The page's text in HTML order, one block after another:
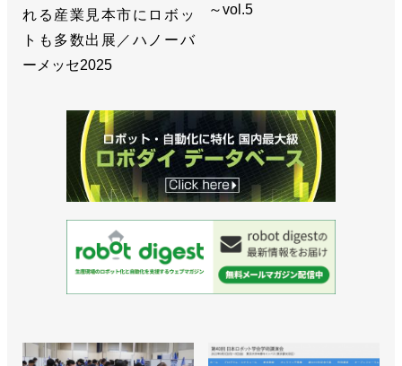
れる産業見本市にロボッ
トも多数出展／ハノーバ
ーメッセ2025
～vol.5